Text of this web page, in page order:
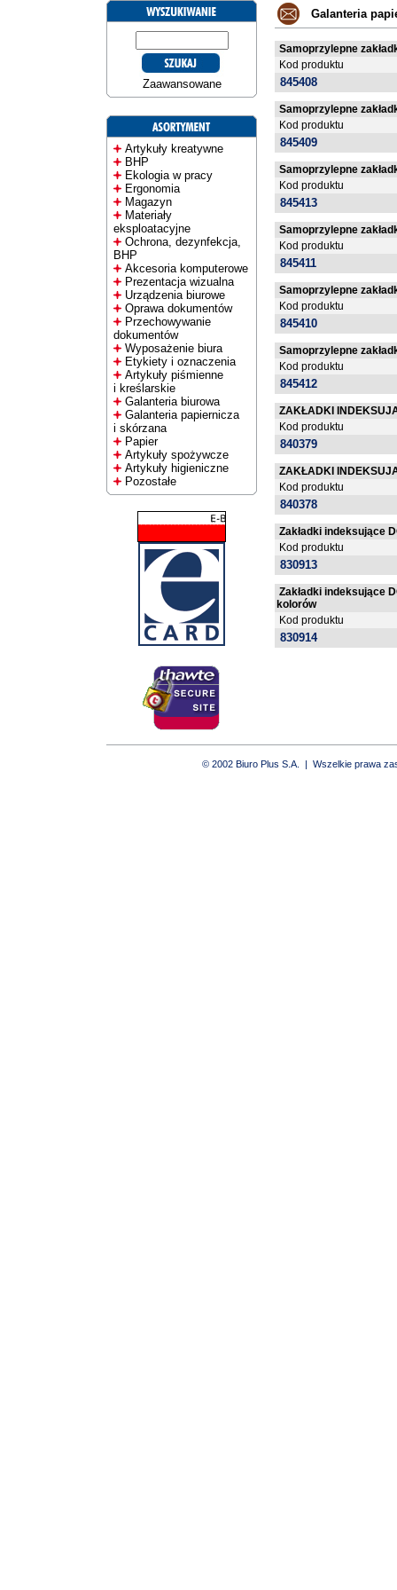
Zaawansowane
Artykuły kreatywne
BHP
Ekologia w pracy
Ergonomia
Magazyn
Materiały
eksploatacyjne
Ochrona, dezynfekcja,
BHP
Akcesoria komputerowe
Prezentacja wizualna
Urządzenia biurowe
Oprawa dokumentów
Przechowywanie
dokumentów
Wyposażenie biura
Etykiety i oznaczenia
Artykuły piśmienne
i kreślarskie
Galanteria biurowa
Galanteria papiernicza
i skórzana
Papier
Artykuły spożywcze
Artykuły higieniczne
Pozostałe
Galanteria
Samoprzylepne
Kod produktu
845408
Samoprzylepne
Kod produktu
845409
Samoprzylepne
Kod produktu
845413
Samoprzylepne
Kod produktu
845411
Samoprzylepne
Kod produktu
845410
Samoprzylepne
Kod produktu
845412
ZAKŁADKI
Kod produktu
840379
ZAKŁADKI
Kod produktu
840378
Zakładki indeksujące
Kod produktu
830913
Zakładki indeksujące
kolorów
Kod produktu
830914
© 2002 Biuro Plus S.A. | Wszelkie prawa